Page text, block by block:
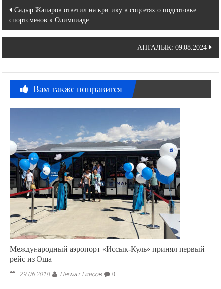
Навигация
по
Садыр Жапаров ответил на критику в соцсетях о подготовке
спортсменов к Олимпиаде
АПТАЛЫК: 09.08.2024
Вам также понравится
Международный аэропорт «Иссык-Куль» принял первый
рейс из Оша
29.06.2018 Негмат Гиясов 0